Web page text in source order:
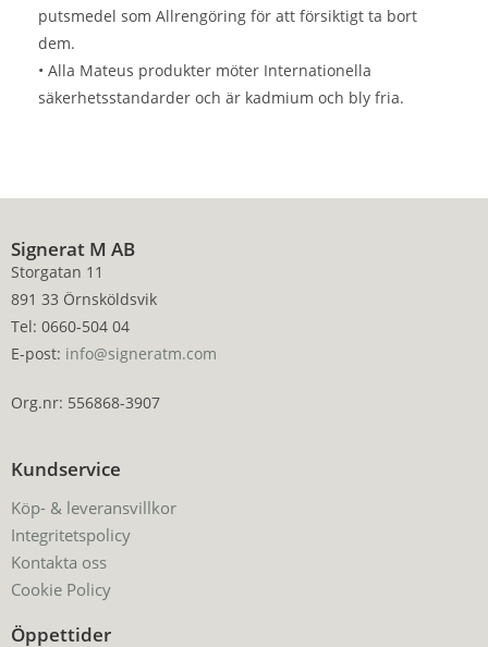
putsmedel som Allrengöring för att försiktigt ta bort
dem.
• Alla Mateus produkter möter Internationella
säkerhetsstandarder och är kadmium och bly fria.
Signerat M AB
Storgatan 11
891 33 Örnsköldsvik
Tel: 0660-504 04
E-post: info@signeratm.com
Org.nr: 556868-3907
Kundservice
Köp- & leveransvillkor
Integritetspolicy
Kontakta oss
Cookie Policy
Öppettider